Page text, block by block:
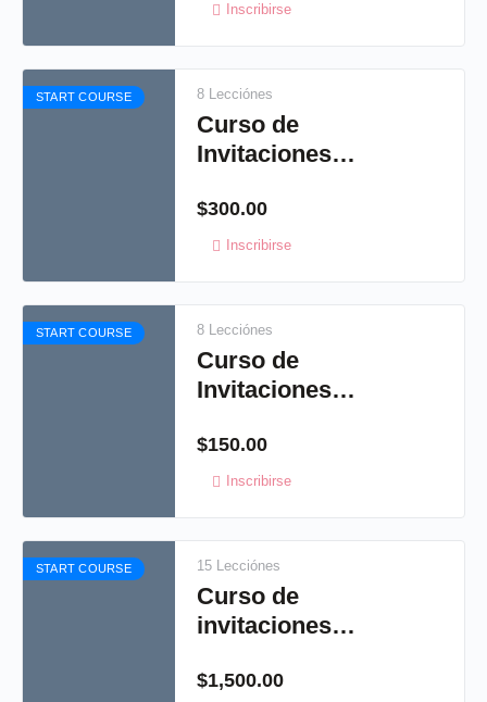
Inscribirse
START COURSE 8 Lecciónes
Curso de
Invitaciones
$300.00
Inscribirse
START COURSE 8 Lecciónes
Curso de
Invitaciones
$150.00
Inscribirse
START COURSE 15 Lecciónes
Curso de
invitaciones
Shabby chic
$1,500.00